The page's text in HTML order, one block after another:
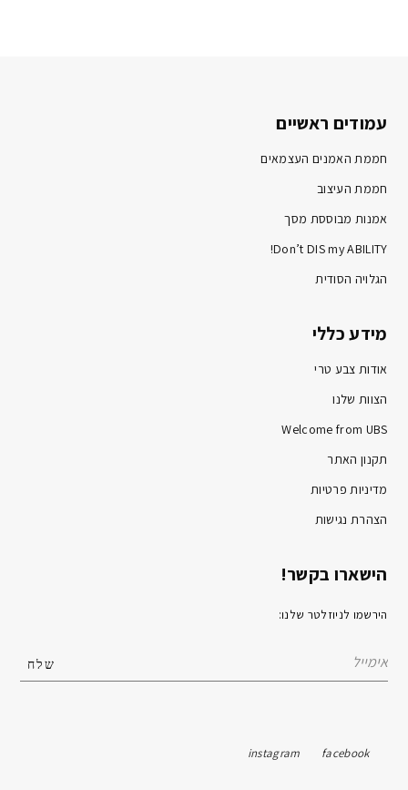
עמודים ראשיים
חממת האמנים העצמאים
חממת העיצוב
אמנות מבוססת מסך
Don’t DIS my ABILITY!
הגלויה הסודית
מידע כללי
אודות צבע טרי
הצוות שלנו
Welcome from UBS
תקנון האתר
מדיניות פרטיות
הצהרת נגישות
הישארו בקשר!
הירשמו לניוזלטר שלנו:
facebook
instagram